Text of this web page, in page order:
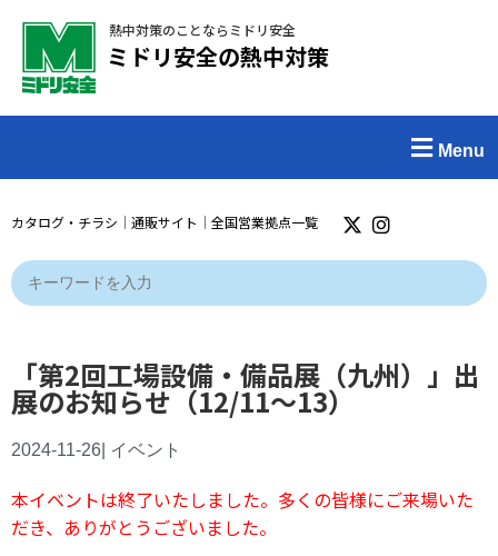
熱中対策のことならミドリ安全
ミドリ安全の熱中対策
Menu
カタログ・チラシ ｜ 通販サイト ｜ 全国営業拠点一覧
「第2回工場設備・備品展（九州）」出
展のお知らせ（12/11〜13）
2024-11-26 イベント
本イベントは終了いたしました。多くの皆様にご来場いた
だき、ありがとうございました。